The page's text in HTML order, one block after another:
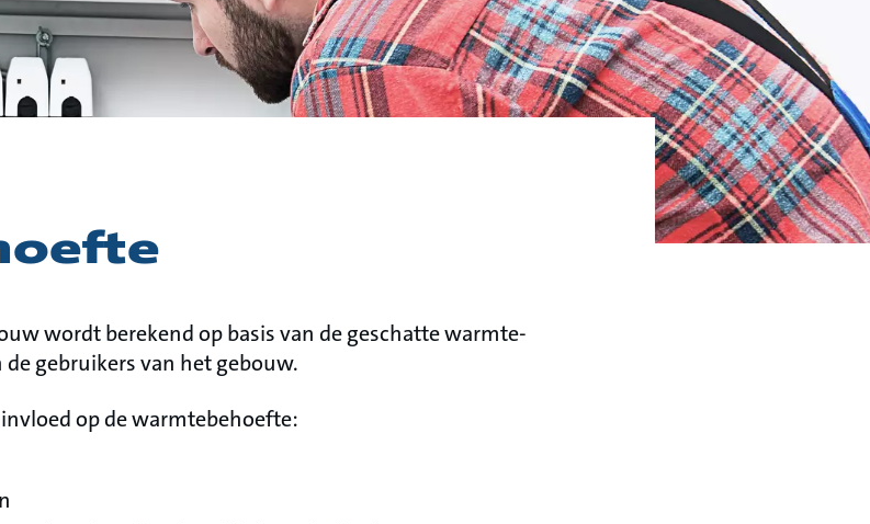
wordt berekend op basis van de geschatte warmte-
gebruikers van het gebouw.
op de warmtebehoefte: